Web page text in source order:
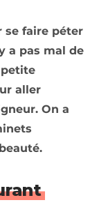
se faire péter
a pas mal de
aller
On a